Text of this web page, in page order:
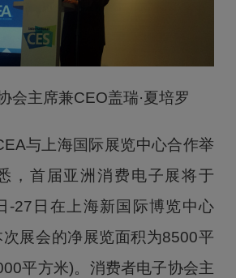
会主席兼CEO盖瑞·夏培罗
与上海国际展览中心合作举
，首届亚洲消费电子展将于
-27日在上海新国际博览中心
展会的净展览面积为8500平
平方米)。消费者电子协会主